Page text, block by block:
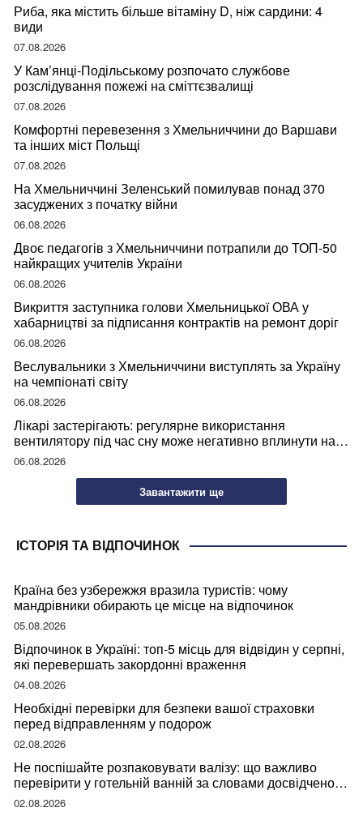
Риба, яка містить більше вітаміну D, ніж сардини: 4
види
07.08.2026
У Кам’янці-Подільському розпочато службове
розслідування пожежі на сміттєзвалищі
07.08.2026
Комфортні перевезення з Хмельниччини до Варшави
та інших міст Польщі
07.08.2026
На Хмельниччині Зеленський помилував понад 370
засуджених з початку війни
06.08.2026
Двоє педагогів з Хмельниччини потрапили до ТОП-50
найкращих учителів України
06.08.2026
Викриття заступника голови Хмельницької ОВА у
хабарництві за підписання контрактів на ремонт доріг
06.08.2026
Веслувальники з Хмельниччини виступлять за Україну
на чемпіонаті світу
06.08.2026
Лікарі застерігають: регулярне використання
вентилятору під час сну може негативно вплинути на
ваше здоров’я
06.08.2026
Завантажити ще
ІСТОРІЯ ТА ВІДПОЧИНОК
Країна без узбережжя вразила туристів: чому
мандрівники обирають це місце на відпочинок
05.08.2026
Відпочинок в Україні: топ-5 місць для відвідин у серпні,
які перевершать закордонні враження
04.08.2026
Необхідні перевірки для безпеки вашої страховки
перед відправленням у подорож
02.08.2026
Не поспішайте розпаковувати валізу: що важливо
перевірити у готельній ванній за словами досвідченої
мандрівниці
02.08.2026